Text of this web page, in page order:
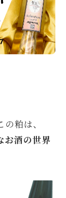
粕は、
お酒の世界